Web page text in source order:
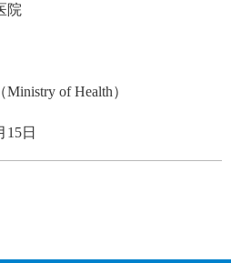
院
of Health）
日